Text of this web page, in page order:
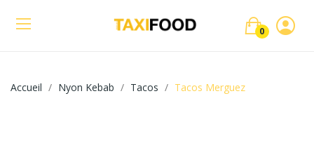
0
Accueil Nyon Kebab Tacos Tacos Merguez